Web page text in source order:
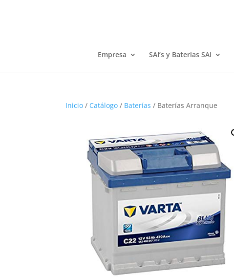
Empresa SAI’s y Baterias SAI
Inicio / Catálogo / Baterías / Baterías Arranque